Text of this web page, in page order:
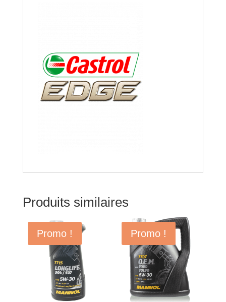
Produits similaires
Promo ! Promo !